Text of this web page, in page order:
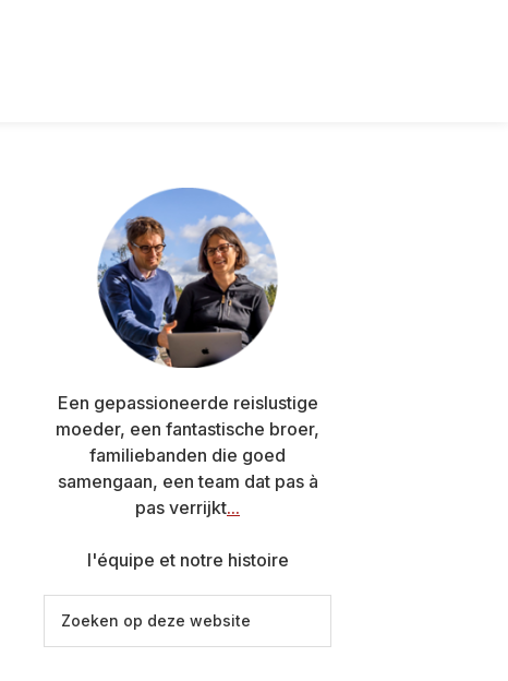
Primaire
zijbalk
Een gepassioneerde reislustige
moeder, een fantastische broer,
familiebanden die goed
samengaan, een team dat pas à
pas verrijkt...
l'équipe et notre histoire
op